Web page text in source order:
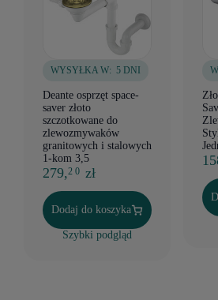
WYSYŁKA W: 5 DNI
Deante osprzęt space-
saver złoto
szczotkowane do
zlewozmywaków
granitowych i stalowych
1-kom 3,5
279,2 0 zł
Dodaj do koszyka
Szybki podgląd